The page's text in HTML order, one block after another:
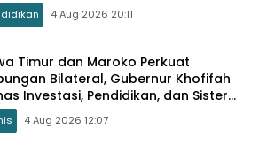
4 Aug 2026 20:11
Timur dan Maroko Perkuat
Bilateral, Gubernur Khofifah
Investasi, Pendidikan, dan Sister
4 Aug 2026 12:07